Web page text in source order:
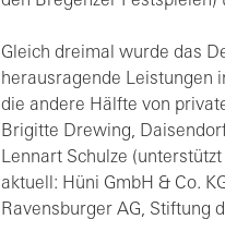
Gleich dreimal wurde das
herausragende Leistungen
die andere Hälfte von
Brigitte Drewing,
Lennart Schulze
aktuell: Hüni GmbH & Co.
Ravensburger AG, Stiftung